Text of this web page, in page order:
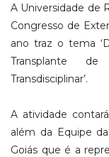
A Universidade de
Congresso de
ano traz o tema
Transplante
Transdisciplinar’.
A atividade
além da Equipe
Goiás que é a